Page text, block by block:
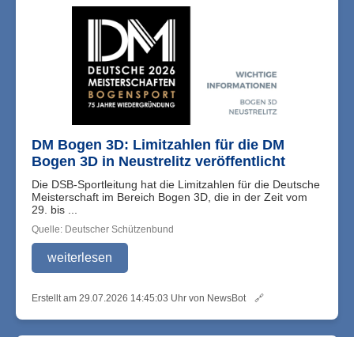
DM Bogen 3D: Limitzahlen für die DM
Bogen 3D in Neustrelitz veröffentlicht
Die DSB-Sportleitung hat die Limitzahlen für die Deutsche
Meisterschaft im Bereich Bogen 3D, die in der Zeit vom
29. bis ...
Quelle: Deutscher Schützenbund
weiterlesen
Erstellt am 29.07.2026 14:45:03 Uhr von NewsBot 🔗